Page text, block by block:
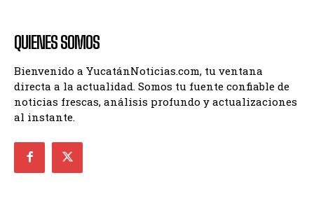
QUIENES SOMOS
Bienvenido a YucatánNoticias.com, tu ventana
directa a la actualidad. Somos tu fuente confiable de
noticias frescas, análisis profundo y actualizaciones
al instante.